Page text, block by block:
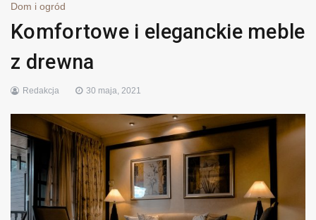
Dom i ogród
Komfortowe i eleganckie meble
z drewna
Redakcja 30 maja, 2021